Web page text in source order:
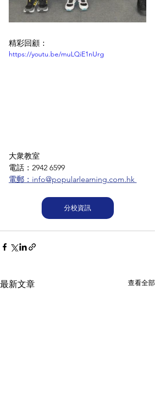
精彩回顧：
https://youtu.be/muLQiE1nUrg
大衆教室 ﻿
電話：2942 6599 ﻿
電郵：info@popularlearning.com.hk
分校資訊
最新文章 查看全部